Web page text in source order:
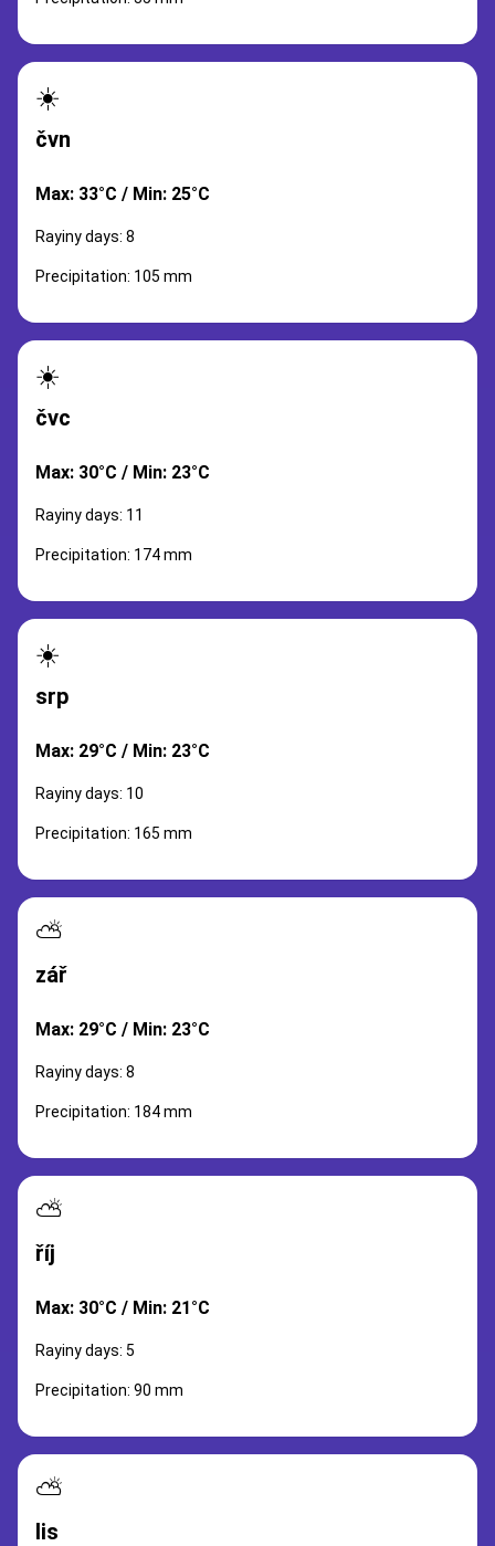
☀️
čvn
Max: 33°C / Min: 25°C
Rayiny days: 8
Precipitation: 105 mm
☀️
čvc
Max: 30°C / Min: 23°C
Rayiny days: 11
Precipitation: 174 mm
☀️
srp
Max: 29°C / Min: 23°C
Rayiny days: 10
Precipitation: 165 mm
⛅
zář
Max: 29°C / Min: 23°C
Rayiny days: 8
Precipitation: 184 mm
⛅
říj
Max: 30°C / Min: 21°C
Rayiny days: 5
Precipitation: 90 mm
⛅
lis